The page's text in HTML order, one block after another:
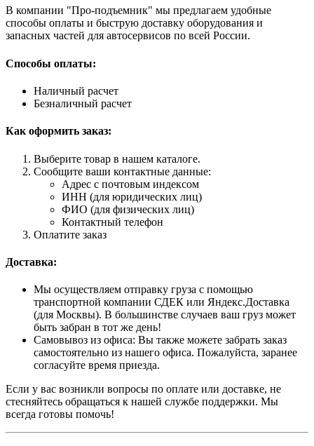
В компании "Про-подъемник" мы предлагаем удобные
способы оплаты и быструю доставку оборудования и
запасных частей для автосервисов по всей России.
Способы оплаты:
Наличный расчет
Безналичный расчет
Как оформить заказ:
Выберите товар в нашем каталоге.
Сообщите ваши контактные данные:
Адрес с почтовым индексом
ИНН (для юридических лиц)
ФИО (для физических лиц)
Контактный телефон
Оплатите заказ
Доставка:
Мы осуществляем отправку груза с помощью
транспортной компании СДЕК или Яндекс.Доставка
(для Москвы). В большинстве случаев ваш груз может
быть забран в тот же день!
Самовывоз из офиса: Вы также можете забрать заказ
самостоятельно из нашего офиса. Пожалуйста, заранее
согласуйте время приезда.
Если у вас возникли вопросы по оплате или доставке, не
стесняйтесь обращаться к нашей службе поддержки. Мы
всегда готовы помочь!